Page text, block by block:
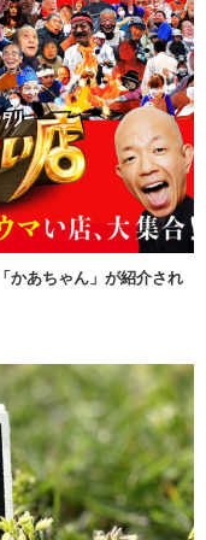
かあちゃん」が紹介され